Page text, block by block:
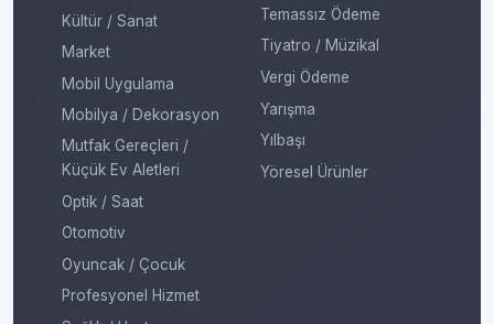
Kültür / Sanat
Market
Mobil Uygulama
Mobilya / Dekorasyon
Mutfak Gereçleri /
Küçük Ev Aletleri
Optik / Saat
Otomotiv
Oyuncak / Çocuk
Profesyonel Hizmet
Temassız Ödeme
Tiyatro / Müzikal
Vergi Ödeme
Yarışma
Yılbaşı
Yöresel Ürünler